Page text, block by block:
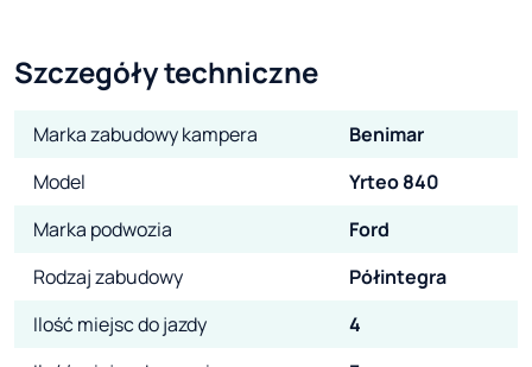
Szczegóły techniczne
Marka zabudowy kampera
Benimar
Model
Yrteo 840
Marka podwozia
Ford
Rodzaj zabudowy
Półintegra
Ilość miejsc do jazdy
4